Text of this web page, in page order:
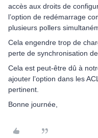
accès aux droits de
l’option de redémarrage
plusieurs pollers
Cela engendre trop de
perte de synchronisation
Cela est peut-être dû à
ajouter l’option dans les
pertinent.
Bonne journée,